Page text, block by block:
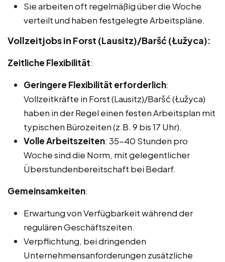
Sie arbeiten oft regelmäßig über die Woche
verteilt und haben festgelegte Arbeitspläne.
Vollzeitjobs in Forst (Lausitz)/Baršć (Łužyca):
Zeitliche Flexibilität:
Geringere Flexibilität erforderlich:
Vollzeitkräfte in Forst (Lausitz)/Baršć (Łužyca)
haben in der Regel einen festen Arbeitsplan mit
typischen Bürozeiten (z.B. 9 bis 17 Uhr).
Volle Arbeitszeiten: 35-40 Stunden pro
Woche sind die Norm, mit gelegentlicher
Überstundenbereitschaft bei Bedarf.
Gemeinsamkeiten:
Erwartung von Verfügbarkeit während der
regulären Geschäftszeiten.
Verpflichtung, bei dringenden
Unternehmensanforderungen zusätzliche